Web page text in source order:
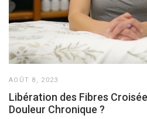
AOÛT 8, 2023
Libération des Fibres
Douleur Chronique ?